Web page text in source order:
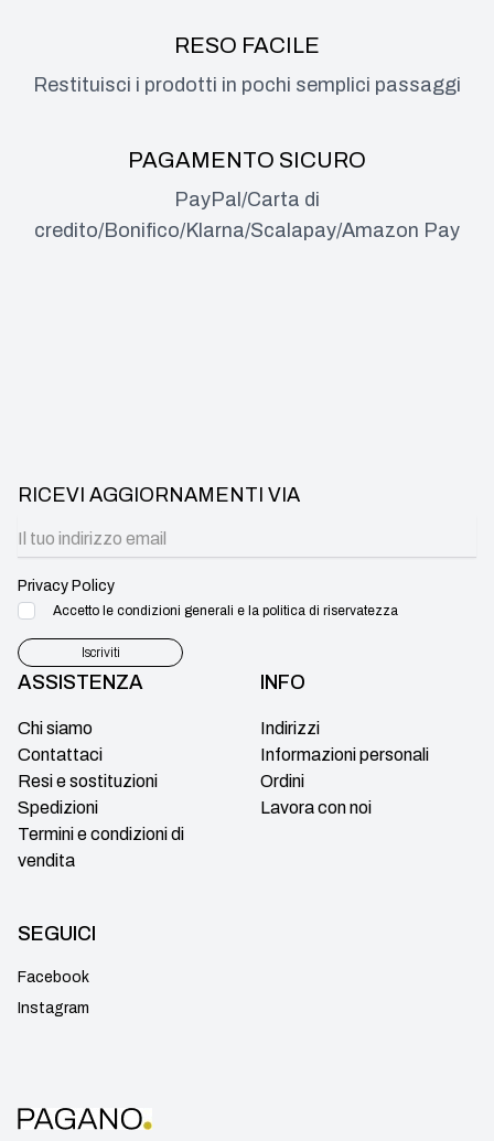
RESO FACILE
Restituisci i prodotti in pochi semplici passaggi
PAGAMENTO SICURO
PayPal/Carta di
credito/Bonifico/Klarna/Scalapay/Amazon Pay
ASSISTENZA
Chi siamo
Contattaci
Resi e sostituzioni
Spedizioni
Termini e condizioni di
vendita
INFO
Indirizzi
Informazioni personali
Ordini
Lavora con noi
SEGUICI
Facebook
Instagram
RICEVI AGGIORNAMENTI VIA
Privacy Policy
Accetto le condizioni generali e la politica di riservatezza
Iscriviti